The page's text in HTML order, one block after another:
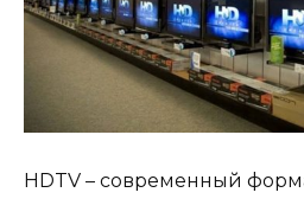
HDTV – современный